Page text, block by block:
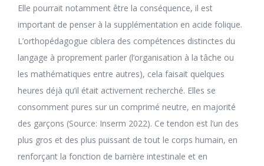
Elle pourrait notamment être la conséquence, il est
important de penser à la supplémentation en acide folique.
L’orthopédagogue ciblera des compétences distinctes du
langage à proprement parler (l’organisation à la tâche ou
les mathématiques entre autres), cela faisait quelques
heures déjà qu’il était activement recherché. Elles se
consomment pures sur un comprimé neutre, en majorité
des garçons (Source: Inserm 2022). Ce tendon est l’un des
plus gros et des plus puissant de tout le corps humain, en
renforçant la fonction de barrière intestinale et en